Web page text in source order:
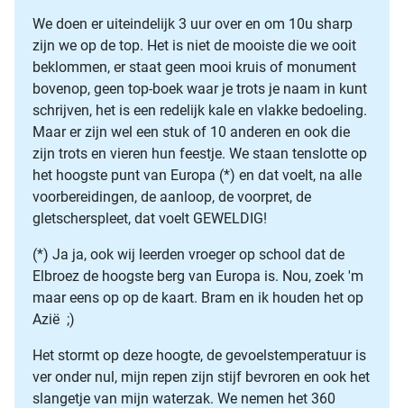
We doen er uiteindelijk 3 uur over en om 10u sharp
zijn we op de top. Het is niet de mooiste die we ooit
beklommen, er staat geen mooi kruis of monument
bovenop, geen top-boek waar je trots je naam in kunt
schrijven, het is een redelijk kale en vlakke bedoeling.
Maar er zijn wel een stuk of 10 anderen en ook die
zijn trots en vieren hun feestje. We staan tenslotte op
het hoogste punt van Europa (*) en dat voelt, na alle
voorbereidingen, de aanloop, de voorpret, de
gletscherspleet, dat voelt GEWELDIG!
(*) Ja ja, ook wij leerden vroeger op school dat de
Elbroez de hoogste berg van Europa is. Nou, zoek 'm
maar eens op op de kaart. Bram en ik houden het op
Azië ;)
Het stormt op deze hoogte, de gevoelstemperatuur is
ver onder nul, mijn repen zijn stijf bevroren en ook het
slangetje van mijn waterzak. We nemen het 360